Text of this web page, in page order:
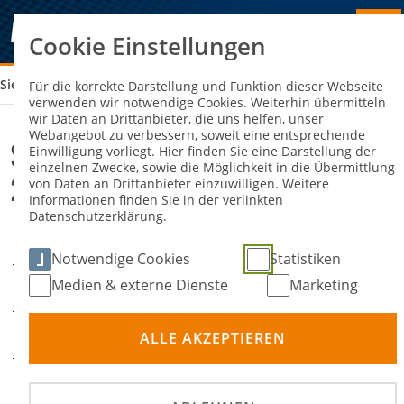
Sie sind hier: SULZBERGER ADAC CLUBSPORT TRIAL 2025
Sulzberger ADAC Clubsport Trial
2025
26. Oktober 2025
ORT Reisach
Trial
Südbayer. ADAC Trial
Cookie Einstellungen
Für die korrekte Darstellung und Funktion dieser Webseite
verwenden wir notwendige Cookies. Weiterhin übermitteln
wir Daten an Drittanbieter, die uns helfen, unser
Webangebot zu verbessern, soweit eine entsprechende
Einwilligung vorliegt. Hier finden Sie eine Darstellung der
einzelnen Zwecke, sowie die Möglichkeit in die Übermittlung
von Daten an Drittanbieter einzuwilligen. Weitere
Informationen finden Sie in der verlinkten
Datenschutzerklärung.
Notwendige Cookies
Statistiken
Medien & externe Dienste
Marketing
ALLE AKZEPTIEREN